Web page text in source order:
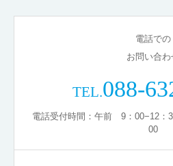
電話での
お問い合わ
TEL.088-
電話受付時間：午前 9：00−12
00